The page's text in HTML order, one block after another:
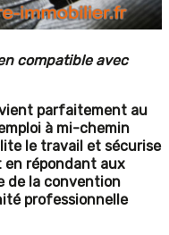
compatible avec
parfaitement au
à mi-chemin
le travail et sécurise
répondant aux
de la convention
professionnelle